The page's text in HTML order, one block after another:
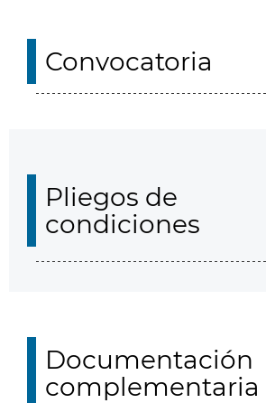
Convocatoria
Pliegos de
condiciones
Documentación
complementaria